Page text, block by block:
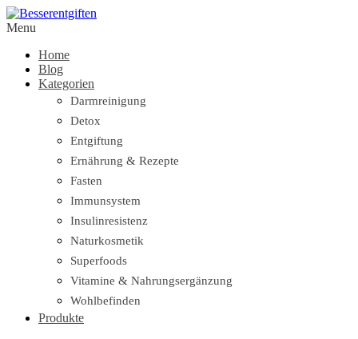
Menu
Home
Blog
Kategorien
Darmreinigung
Detox
Entgiftung
Ernährung & Rezepte
Fasten
Immunsystem
Insulinresistenz
Naturkosmetik
Superfoods
Vitamine & Nahrungsergänzung
Wohlbefinden
Produkte